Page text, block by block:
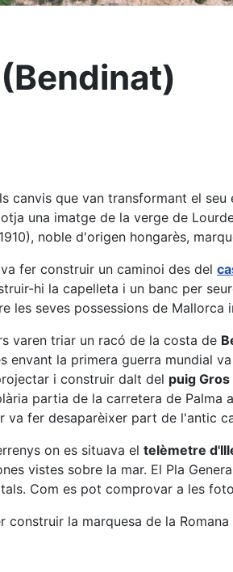
canvis que van transformant el
una imatge de la verge de
noble d'origen hongarès,
fer construir un caminoi des del
hi la capelleta i un banc per
les seves possessions de
varen triar un racó de la costa de
envant la primera guerra mundial
i construir dalt del puig
partia de la carretera de
va fer desaparèixer part de l'antic
on es situava el telèmetre
vistes sobre la mar. El Pla
Com es pot comprovar a les
la marquesa de la